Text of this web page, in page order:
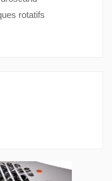
rotatifs